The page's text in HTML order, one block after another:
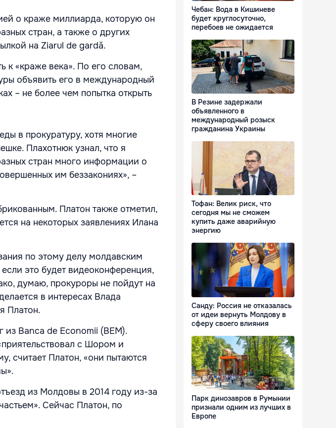
о краже миллиарда, которую он
стран, а также о других
на Ziarul de gardă.
к «краже века». По его словам,
объявить его в международный
– не более чем попытка открыть
в прокуратуру, хотя многие
Плахотнюк узнал, что я
стран много информации о
им беззакониях», –
Платон также отметил,
на некоторых заявлениях Илана
по этому делу молдавским
это будет видеоконференция,
думаю, прокуроры не пойдут на
в интересах Влада
Платон.
из Banca de Economii (BEM).
с Шором и
считает Платон, «они пытаются
из Молдовы в 2014 году из-за
Сейчас Платон, по
Чебан: Вода в Кишиневе
будет круглосуточно,
перебоев не ожидается
В Резине задержали
объявленного в
международный розыск
гражданина Украины
Тофан: Велик риск, что
сегодня мы не сможем
купить даже аварийную
энергию
Санду: Россия не отказалась
от идеи вернуть Молдову в
сферу своего влияния
Парк динозавров в Румынии
признали одним из лучших в
Европе